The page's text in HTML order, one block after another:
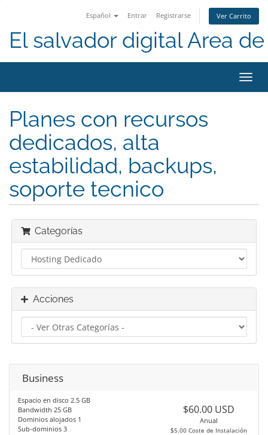
Español Entrar Registrarse Ver Carrito
El salvador digital Area
Planes con recursos
dedicados, alta
estabilidad, backups,
soporte tecnico
Categorías
Acciones
Business
Espacio en disco 2.5 GB
Bandwidth 25 GB
Dominios alojados 1
Sub-dominios 3
$60.00 USD
Anual
$5.00 Coste de Instalación